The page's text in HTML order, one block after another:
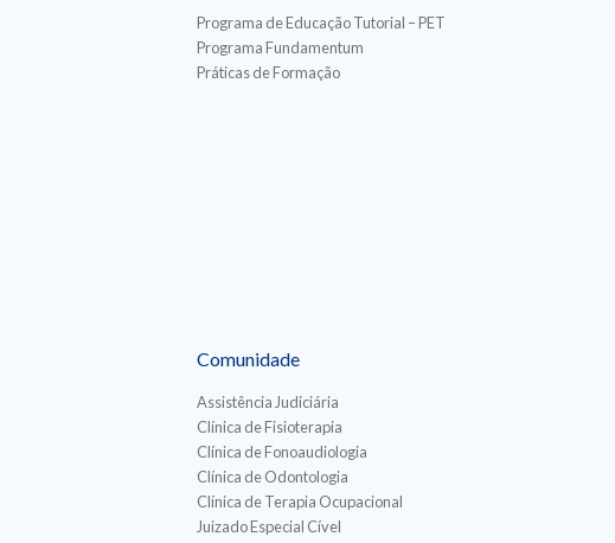
Programa de Educação Tutorial – PET
Programa Fundamentum
Práticas de Formação
Comunidade
Assistência Judiciária
Clínica de Fisioterapia
Clínica de Fonoaudiologia
Clínica de Odontologia
Clínica de Terapia Ocupacional
Juizado Especial Cível